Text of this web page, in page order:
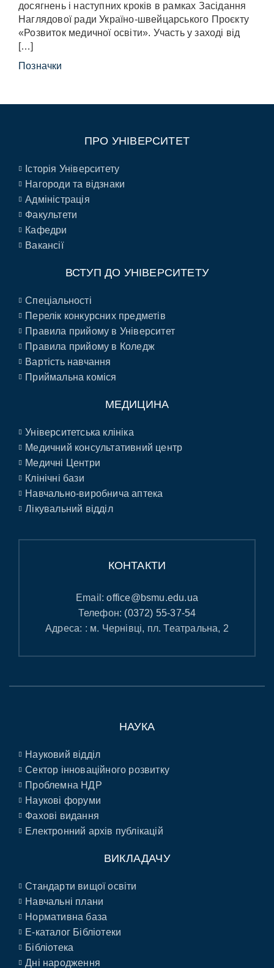
досягнень і наступних кроків в рамках Засідання
Наглядової ради Україно-швейцарського Проєкту
«Розвиток медичної освіти». Участь у заході від
[…]
Позначки
ПРО УНІВЕРСИТЕТ
Історія Університету
Нагороди та відзнаки
Адміністрація
Факультети
Кафедри
Вакансії
ВСТУП ДО УНІВЕРСИТЕТУ
Спеціальності
Перелік конкурсних предметів
Правила прийому в Університет
Правила прийому в Коледж
Вартість навчання
Приймальна коміся
МЕДИЦИНА
Університетська клініка
Медичний консультативний центр
Медичні Центри
Клінічні бази
Навчально-виробнича аптека
Лікувальний відділ
КОНТАКТИ
Email:office@bsmu.edu.ua
Телефон: (0372) 55-37-54
Адреса: : м. Чернівці, пл. Театральна, 2
НАУКА
Науковий відділ
Сектор інноваційного розвитку
Проблемна НДР
Наукові форуми
Фахові видання
Електронний архів публікацій
ВИКЛАДАЧУ
Стандарти вищої освіти
Навчальні плани
Нормативна база
E-каталог Бібліотеки
Бібліотека
Дні народження